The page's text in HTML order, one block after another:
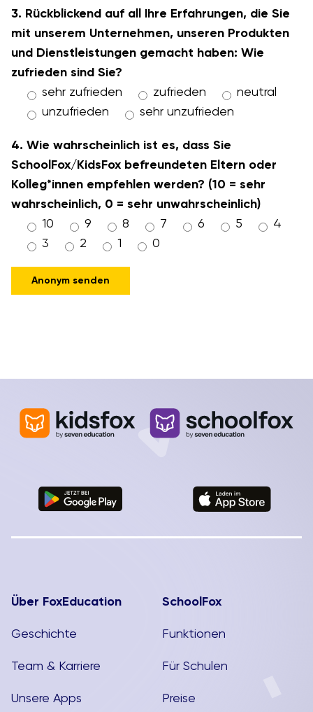
3. Rückblickend auf all Ihre Erfahrungen, die Sie
mit unserem Unternehmen, unseren Produkten
und Dienstleistungen gemacht haben: Wie
zufrieden sind Sie?
sehr zufrieden zufrieden
neutral
unzufrieden
sehr unzufrieden
4. Wie wahrscheinlich ist es, dass Sie
SchoolFox/KidsFox befreundeten Eltern oder
Kolleg*innen empfehlen werden? (10 = sehr
wahrscheinlich, 0 = sehr unwahrscheinlich)
10 9 8 7 6 5
4
3
2 1 0
Please leave this field empty.
Über FoxEducation
Geschichte
Team & Karriere
Unsere Apps
SchoolFox
Funktionen
Für Schulen
Preise